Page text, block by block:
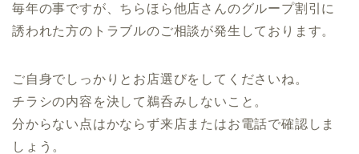
毎年の事ですが、ちらほら他店さんのグループ割引に
誘われた方のトラブルのご相談が発生しております。
ご自身でしっかりとお店選びをしてくださいね。
チラシの内容を決して鵜呑みしないこと。
分からない点はかならず来店またはお電話で確認しま
しょう。